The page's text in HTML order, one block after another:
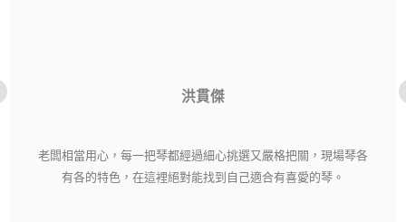
洪貫傑
老闆相當用心，每一把琴都經過細心挑選又嚴格把關，現場琴各
有各的特色，在這裡絕對能找到自己適合有喜愛的琴。